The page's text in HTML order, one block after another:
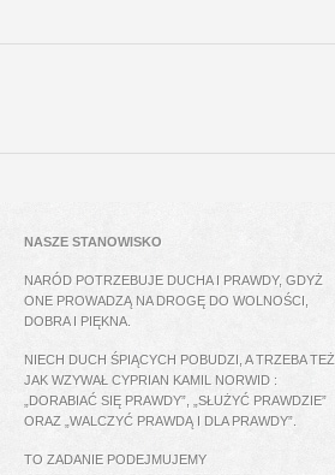
NASZE STANOWISKO
NARÓD POTRZEBUJE DUCHA I PRAWDY, GDYŻ
ONE PROWADZĄ NA DROGĘ DO WOLNOŚCI,
DOBRA I PIĘKNA.
NIECH DUCH ŚPIĄCYCH POBUDZI, A TRZEBA TEŻ,
JAK WZYWAŁ CYPRIAN KAMIL NORWID :
„DORABIAĆ SIĘ PRAWDY”, „SŁUŻYĆ PRAWDZIE”
ORAZ „WALCZYĆ PRAWDĄ I DLA PRAWDY”.
TO ZADANIE PODEJMUJEMY